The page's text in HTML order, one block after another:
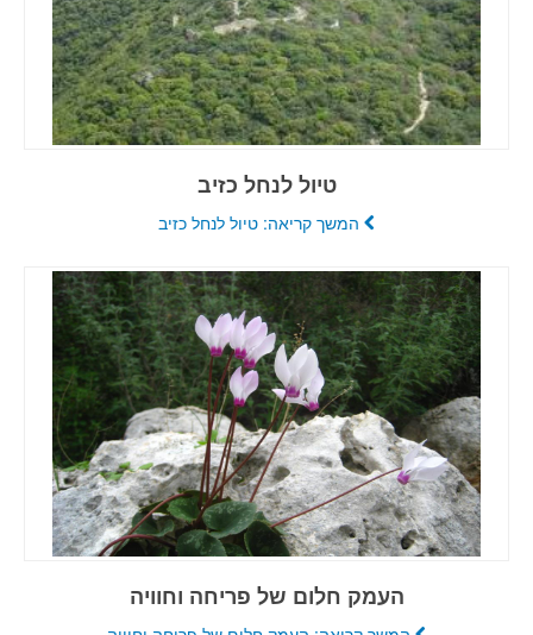
טיול לנחל כזיב
המשך קריאה: טיול לנחל כזיב
העמק חלום של פריחה וחוויה